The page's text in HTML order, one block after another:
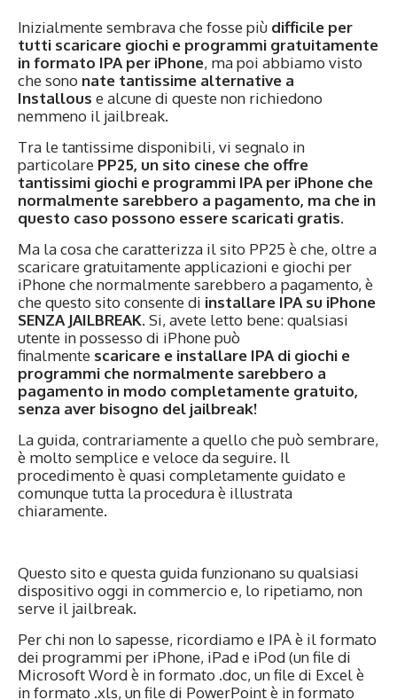
Inizialmente sembrava che fosse più difficile per
tutti scaricare giochi e programmi gratuitamente
in formato IPA per iPhone, ma poi abbiamo visto
che sono nate tantissime alternative a
Installous e alcune di queste non richiedono
nemmeno il jailbreak.
Tra le tantissime disponibili, vi segnalo in
particolare PP25, un sito cinese che offre
tantissimi giochi e programmi IPA per iPhone che
normalmente sarebbero a pagamento, ma che in
questo caso possono essere scaricati gratis.
Ma la cosa che caratterizza il sito PP25 è che, oltre a
scaricare gratuitamente applicazioni e giochi per
iPhone che normalmente sarebbero a pagamento, è
che questo sito consente di installare IPA su iPhone
SENZA JAILBREAK. Si, avete letto bene: qualsiasi
utente in possesso di iPhone può
finalmente scaricare e installare IPA di giochi e
programmi che normalmente sarebbero a
pagamento in modo completamente gratuito,
senza aver bisogno del jailbreak!
La guida, contrariamente a quello che può sembrare,
è molto semplice e veloce da seguire. Il
procedimento è quasi completamente guidato e
comunque tutta la procedura è illustrata
chiaramente.
Questo sito e questa guida funzionano su qualsiasi
dispositivo oggi in commercio e, lo ripetiamo, non
serve il jailbreak.
Per chi non lo sapesse, ricordiamo e IPA è il formato
dei programmi per iPhone, iPad e iPod (un file di
Microsoft Word è in formato .doc, un file di Excel è
in formato .xls, un file di PowerPoint è in formato